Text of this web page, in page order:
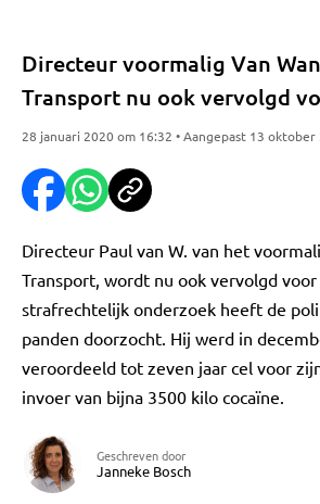
Directeur voormalig Van
Transport nu ook vervolgd
28 januari 2020 om 16:32 • Aangepast 13
Directeur Paul van W. van het
Transport, wordt nu ook vervolgd
strafrechtelijk onderzoek heeft de
panden doorzocht. Hij werd in
veroordeeld tot zeven jaar cel voor
invoer van bijna 3500 kilo cocaïne.
Geschreven door
Janneke Bosch